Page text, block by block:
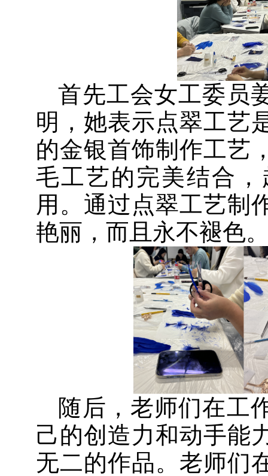
首先工会女工委员
明，她表示点翠工艺
的金银首饰制作工艺
毛工艺的完美结合
用。通过点翠工艺制
艳丽，而且永不褪色
随后，老师们在工
己的创造力和动手能
无二的作品。老师们